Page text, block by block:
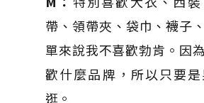
帶、領帶夾、袋巾、襪
單來說我不喜歡勃肯。因
歡什麼品牌，所以只要
逛。